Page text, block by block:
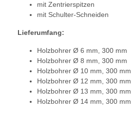
mit Zentrierspitzen
mit Schulter-Schneiden
Lieferumfang:
Holzbohrer Ø 6 mm, 300 mm
Holzbohrer Ø 8 mm, 300 mm
Holzbohrer Ø 10 mm, 300 mm
Holzbohrer Ø 12 mm, 300 mm
Holzbohrer Ø 13 mm, 300 mm
Holzbohrer Ø 14 mm, 300 mm